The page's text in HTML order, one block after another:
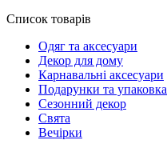
Список товарів
Oдяг та аксесуари
Декор для дому
Карнавальні аксесуари
Подарунки та упаковка
Сезонний декор
Свята
Вечірки